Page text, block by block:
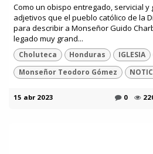
Como un obispo entregado, servicial y
adjetivos que el pueblo católico de la
para describir a Monseñor Guido
legado muy grand...
Choluteca Honduras IGLESIA
Monseñor Teodoro Gómez
15 abr 2023 0